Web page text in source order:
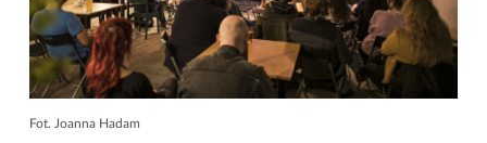
Fot. Joanna Hadam